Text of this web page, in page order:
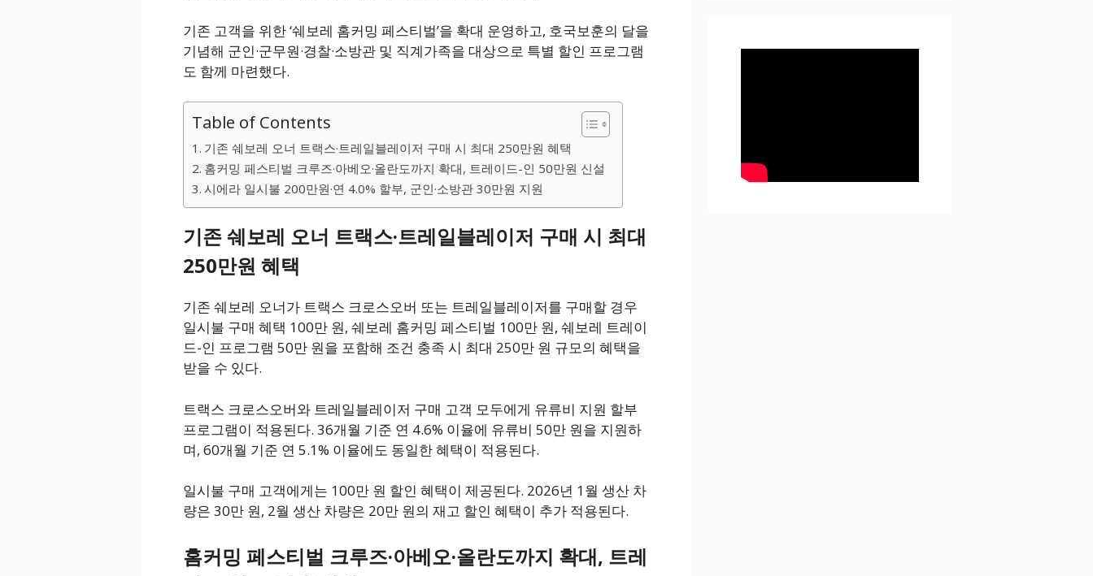
기존 고객을 위한 ‘쉐보레 홈커밍 페스티벌’을 확대 운영하고, 호국보훈의 달을
기념해 군인·군무원·경찰·소방관 및 직계가족을 대상으로 특별 할인 프로그램
도 함께 마련했다.
Table of Contents
기존 쉐보레 오너 트랙스·트레일블레이저 구매 시 최대 250만원 혜택
홈커밍 페스티벌 크루즈·아베오·올란도까지 확대, 트레이드-인 50만원 신설
시에라 일시불 200만원·연 4.0% 할부, 군인·소방관 30만원 지원
기존 쉐보레 오너 트랙스·트레일블레이저 구매 시 최대
250만원 혜택
기존 쉐보레 오너가 트랙스 크로스오버 또는 트레일블레이저를 구매할 경우
일시불 구매 혜택 100만 원, 쉐보레 홈커밍 페스티벌 100만 원, 쉐보레 트레이
드-인 프로그램 50만 원을 포함해 조건 충족 시 최대 250만 원 규모의 혜택을
받을 수 있다.
트랙스 크로스오버와 트레일블레이저 구매 고객 모두에게 유류비 지원 할부
프로그램이 적용된다. 36개월 기준 연 4.6% 이율에 유류비 50만 원을 지원하
며, 60개월 기준 연 5.1% 이율에도 동일한 혜택이 적용된다.
일시불 구매 고객에게는 100만 원 할인 혜택이 제공된다. 2026년 1월 생산 차
량은 30만 원, 2월 생산 차량은 20만 원의 재고 할인 혜택이 추가 적용된다.
홈커밍 페스티벌 크루즈·아베오·올란도까지 확대, 트레